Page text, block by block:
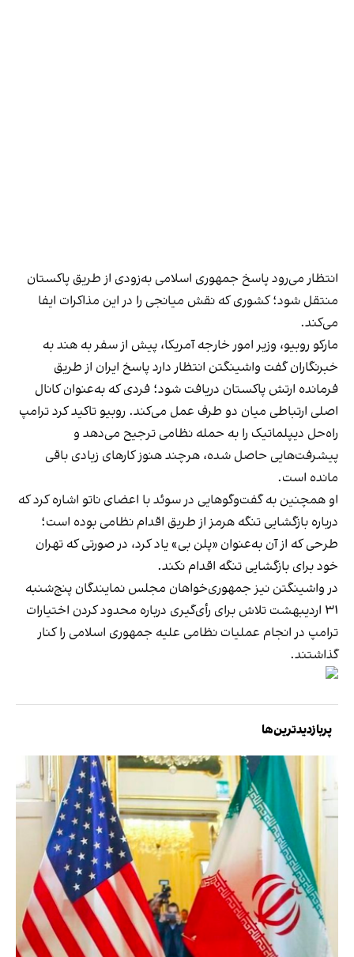
انتظار می‌رود پاسخ جمهوری اسلامی به‌زودی از طریق پاکستان
منتقل شود؛ کشوری که نقش میانجی را در این مذاکرات ایفا
می‌کند.
مارکو روبیو، وزیر امور خارجه آمریکا، پیش از سفر به هند به
خبرنگاران گفت واشینگتن انتظار دارد پاسخ ایران از طریق
فرمانده ارتش پاکستان دریافت شود؛ فردی که به‌عنوان کانال
اصلی ارتباطی میان دو طرف عمل می‌کند. روبیو تاکید کرد ترامپ
راه‌حل دیپلماتیک را به حمله نظامی ترجیح می‌دهد و
پیشرفت‌هایی حاصل شده، هرچند هنوز کارهای زیادی باقی
مانده است.
او همچنین به گفت‌وگوهایی در سوئد با اعضای ناتو اشاره کرد که
درباره بازگشایی تنگه هرمز از طریق اقدام نظامی بوده است؛
طرحی که از آن به‌عنوان «پلن بی» یاد کرد، در صورتی که تهران
خود برای بازگشایی تنگه اقدام نکند.
در واشینگتن نیز جمهوری‌خواهان مجلس نمایندگان پنج‌شنبه
۳۱ اردیبهشت تلاش برای رأی‌گیری درباره محدود کردن اختیارات
ترامپ در انجام عملیات نظامی علیه جمهوری اسلامی را کنار
گذاشتند.
پربازدیدترین‌ها